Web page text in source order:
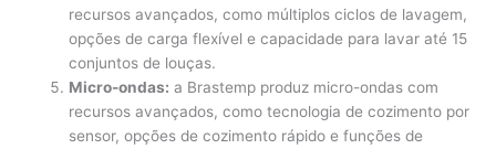
recursos avançados, como múltiplos ciclos de lavagem,
opções de carga flexível e capacidade para lavar até 15
conjuntos de louças.
Micro-ondas: a Brastemp produz micro-ondas com
recursos avançados, como tecnologia de cozimento por
sensor, opções de cozimento rápido e funções de